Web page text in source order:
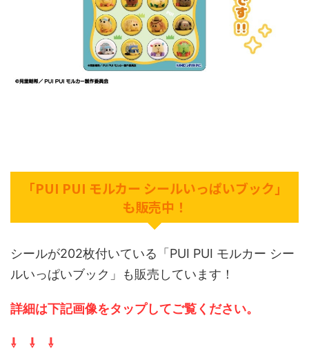
「PUI PUI モルカー シールいっぱいブック」
も販売中！
シールが202枚付いている「PUI PUI モルカー シー
ルいっぱいブック」も販売しています！
詳細は下記画像をタップしてご覧ください。
⇩ ⇩ ⇩